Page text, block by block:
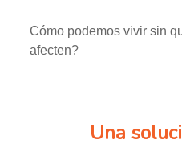
Cómo podemos vivir sin
afecten?
Una